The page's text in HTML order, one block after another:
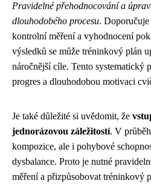
Pravidelné přehodnocování a
dlouhodobého procesu.
kontrolní měření a vyhodnocení
výsledků se může tréninkový plán
náročnější cíle. Tento systematický
progres a dlouhodobou motivaci
Je také důležité si uvědomit, že
jednorázovou záležitostí. V
kompozice, ale i pohybové
dysbalance. Proto je nutné
měření a přizpůsobovat tréninkový